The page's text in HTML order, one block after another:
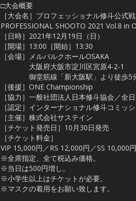
□大会概要
［大会名］プロフェッショナル修斗公式戦
PROFESSIONAL SHOOTO 2021 Vol.8
［日時］2021年12月19日（日）
［開場］13:00［開始］13:30
［会場］メルパルクホールOSAKA
大阪府大阪市淀川区宮原4-2-1
御堂筋線「新大阪駅」より徒歩5
［後援］ONE Championship
［協力］一般社団法人日本修斗協会／全
［認定］インターナショナル修斗コミッ
［主催］株式会社サステイン
［チケット発売日］10月30日発売
［チケット料金］
VIP 15,000円／RS 12,000円／SS 10,000
※全席指定、全て税込み価格。
※当日は500円増し。
※小学生以上はチケットが必要。
※マスクの着用をお願い致します。